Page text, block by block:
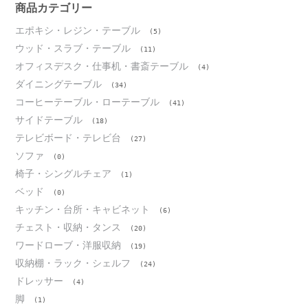
ブ
商品カテゴリー
エポキシ・レジン・テーブル (5)
ウッド・スラブ・テーブル (11)
オフィスデスク・仕事机・書斎テーブル (4)
ダイニングテーブル (34)
コーヒーテーブル・ローテーブル (41)
サイドテーブル (18)
テレビボード・テレビ台 (27)
ソファ (0)
椅子・シングルチェア (1)
ベッド (0)
キッチン・台所・キャビネット (6)
チェスト・収納・タンス (20)
ワードローブ・洋服収納 (19)
収納棚・ラック・シェルフ (24)
ドレッサー (4)
脚 (1)